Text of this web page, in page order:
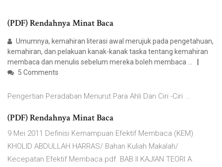
(PDF) Rendahnya Minat Baca
Umumnya, kemahiran literasi awal merujuk pada pengetahuan,
kemahiran, dan pelakuan kanak-kanak taska tentang kemahiran
membaca dan menulis sebelum mereka boleh membaca …
5 Comments
Pengertian Peradaban Menurut Para Ahli Dan Ciri -Ciri ...
(PDF) Rendahnya Minat Baca
9 Mei 2011 Definisi Kemampuan Efektif Membaca (KEM)
KHOLID ABDULLAH HARRAS/ Bahan Kuliah Makalah/
Kecepatan Efektif Membaca.pdf. BAB II KAJIAN TEORI A.